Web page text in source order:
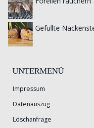
Gefüllte
UNTERMENÜ
Impressum
Datenauszug
Löschanfrage